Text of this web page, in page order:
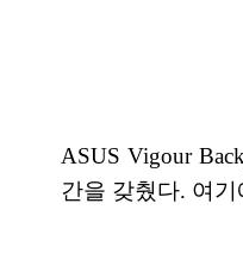
ASUS Vigour
간을 갖췄다. 여